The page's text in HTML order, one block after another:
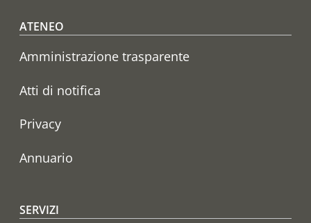
Footer menu
ATENEO
Amministrazione trasparente
Atti di notifica
Privacy
Annuario
SERVIZI